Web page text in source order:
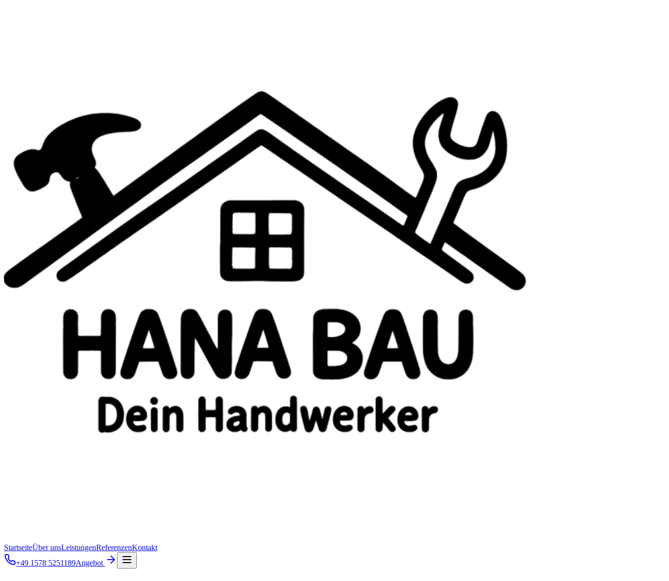
StartseiteÜber unsLeistungenReferenzenKontakt
+49 1578 5251189Angebot